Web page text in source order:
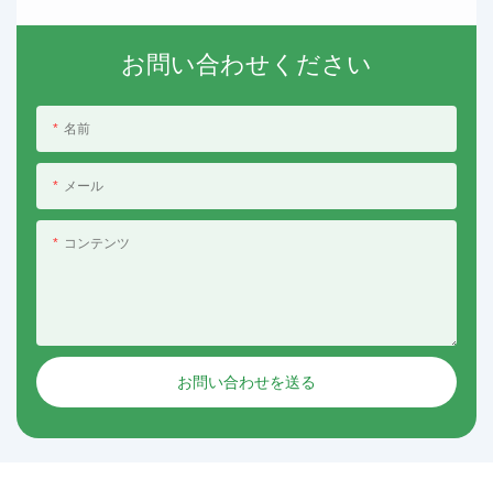
お問い合わせください
名前
メール
コンテンツ
お問い合わせを送る